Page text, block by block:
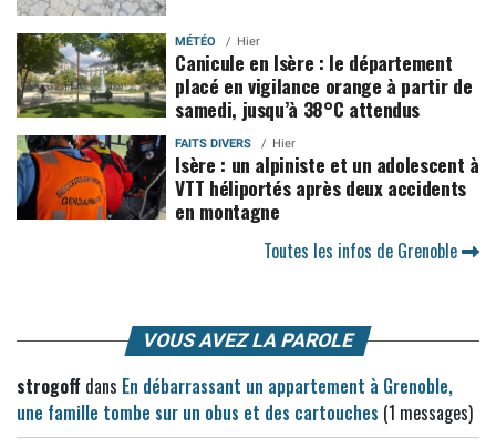
MÉTÉO Hier
Canicule en Isère : le département
placé en vigilance orange à partir de
samedi, jusqu’à 38°C attendus
FAITS DIVERS Hier
Isère : un alpiniste et un adolescent à
VTT héliportés après deux accidents
en montagne
Toutes les infos de Grenoble
VOUS AVEZ LA PAROLE
strogoff dans En débarrassant un appartement à Grenoble,
une famille tombe sur un obus et des cartouches (1 messages)